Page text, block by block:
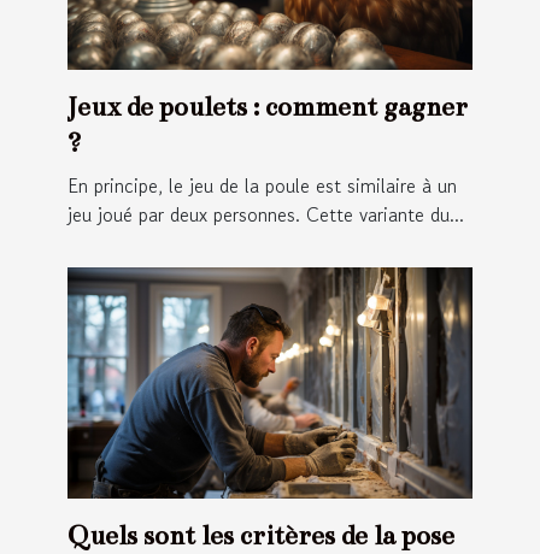
Jeux de poulets : comment gagner
?
En principe, le jeu de la poule est similaire à un
jeu joué par deux personnes. Cette variante du...
Quels sont les critères de la pose